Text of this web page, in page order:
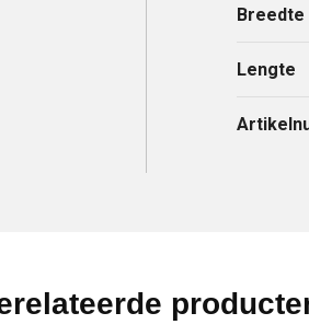
Breedte
Lengte